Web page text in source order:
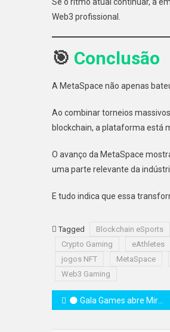
Web3 profissional.
🎯 Conclusão
A MetaSpace não apenas
Ao combinar torneios
blockchain, a plataforma está
O avanço da MetaSpace
uma parte relevante da
E tudo indica que essa
Tagged Blockchain eSports
Crypto Gaming
eAthletes
jogos NFT
MetaSpace
Web3 Gaming
Navegação
🌑 Gala Games abre Mirandus: Eternal Night em Alpha Exclusivo e leva jogadores ao perigoso Reino do Eco